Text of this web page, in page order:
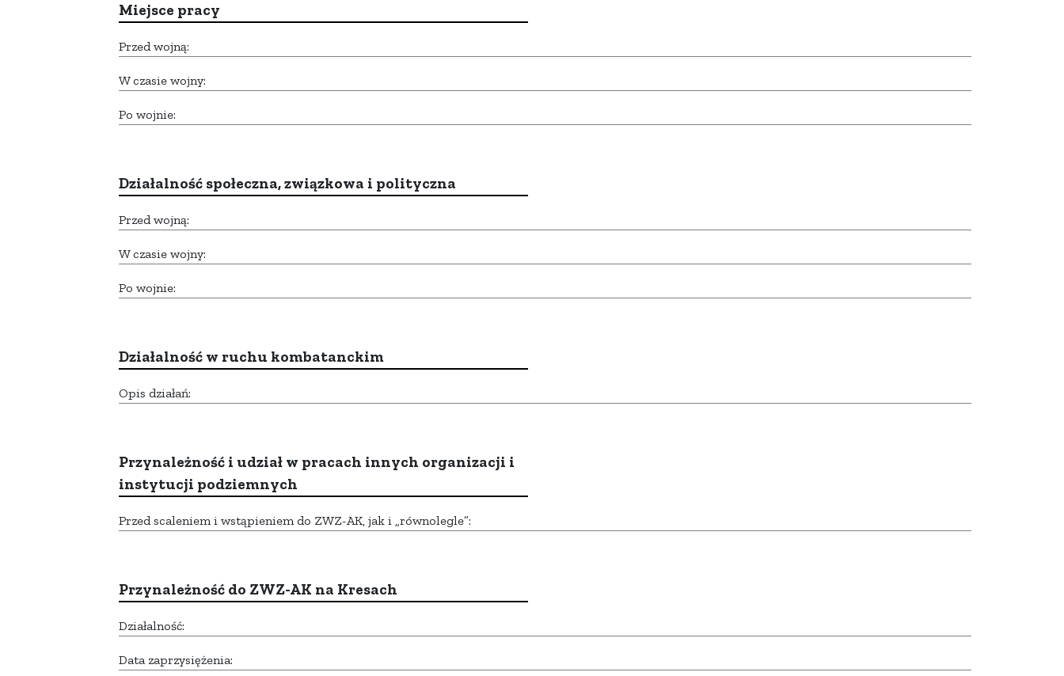
Miejsce pracy
Przed wojną:
W czasie wojny:
Po wojnie:
Działalność społeczna, związkowa i polityczna
Przed wojną:
W czasie wojny:
Po wojnie:
Działalność w ruchu kombatanckim
Opis działań:
Przynależność i udział w pracach innych organizacji i
instytucji podziemnych
Przed scaleniem i wstąpieniem do ZWZ-AK, jak i „równolegle”:
Przynależność do ZWZ-AK na Kresach
Działalność:
Data zaprzysiężenia: